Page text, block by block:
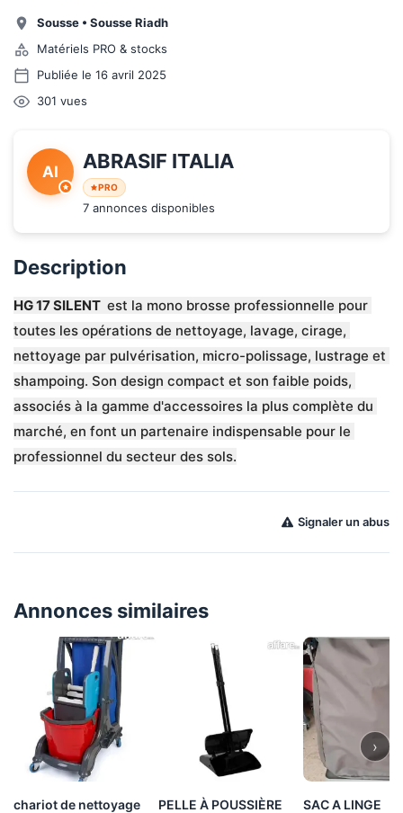
Sousse • Sousse Riadh
Matériels PRO & stocks
Publiée le 16 avril 2025
301 vues
AI ABRASIF ITALIA
PRO
7 annonces disponibles
Description
HG 17 SILENT est la mono brosse professionnelle pour
toutes les opérations de nettoyage, lavage, cirage,
nettoyage par pulvérisation, micro-polissage, lustrage et
shampoing. Son design compact et son faible poids,
associés à la gamme d'accessoires la plus complète du
marché, en font un partenaire indispensable pour le
professionnel du secteur des sols.
Signaler un abus
Annonces similaires
chariot de nettoyage PELLE À POUSSIÈRE SAC A LINGE
›